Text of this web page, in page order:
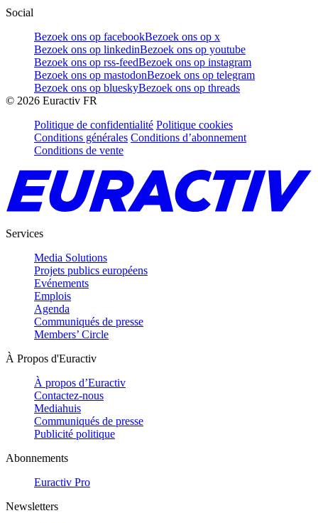
Social
Bezoek ons op facebookBezoek ons op x
Bezoek ons op linkedinBezoek ons op youtube
Bezoek ons op rss-feedBezoek ons op instagram
Bezoek ons op mastodonBezoek ons op telegram
Bezoek ons op blueskyBezoek ons op threads
© 2026 Euractiv FR
Politique de confidentialité Politique cookies
Conditions générales Conditions d’abonnement
Conditions de vente
Services
Media Solutions
Projets publics européens
Evénements
Emplois
Agenda
Communiqués de presse
Members’ Circle
À Propos d'Euractiv
À propos d’Euractiv
Contactez-nous
Mediahuis
Communiqués de presse
Publicité politique
Abonnements
Euractiv Pro
Newsletters